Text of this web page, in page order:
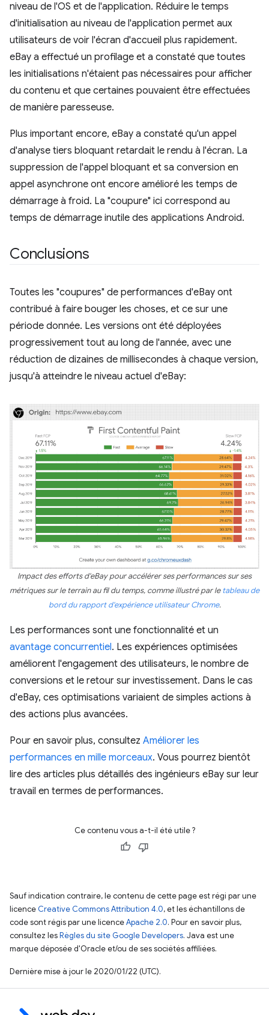
niveau de l'OS et de l'application. Réduire le temps
d'initialisation au niveau de l'application permet aux
utilisateurs de voir l'écran d'accueil plus rapidement.
eBay a effectué un profilage et a constaté que toutes
les initialisations n'étaient pas nécessaires pour afficher
du contenu et que certaines pouvaient être effectuées
de manière paresseuse.
Plus important encore, eBay a constaté qu'un appel
d'analyse tiers bloquant retardait le rendu à l'écran. La
suppression de l'appel bloquant et sa conversion en
appel asynchrone ont encore amélioré les temps de
démarrage à froid. La "coupure" ici correspond au
temps de démarrage inutile des applications Android.
Conclusions
Toutes les "coupures" de performances d'eBay ont
contribué à faire bouger les choses, et ce sur une
période donnée. Les versions ont été déployées
progressivement tout au long de l'année, avec une
réduction de dizaines de millisecondes à chaque version,
jusqu'à atteindre le niveau actuel d'eBay:
Impact des efforts d'eBay pour accélérer ses performances sur ses
métriques sur le terrain au fil du temps, comme illustré par le tableau de
bord du rapport d'expérience utilisateur Chrome.
Les performances sont une fonctionnalité et un
avantage concurrentiel. Les expériences optimisées
améliorent l'engagement des utilisateurs, le nombre de
conversions et le retour sur investissement. Dans le cas
d'eBay, ces optimisations variaient de simples actions à
des actions plus avancées.
Pour en savoir plus, consultez Améliorer les
performances en mille morceaux. Vous pourrez bientôt
lire des articles plus détaillés des ingénieurs eBay sur leur
travail en termes de performances.
Ce contenu vous a-t-il été utile ?
Sauf indication contraire, le contenu de cette page est régi par une
licence Creative Commons Attribution 4.0, et les échantillons de
code sont régis par une licenceApache 2.0. Pour en savoir plus,
consultez lesRègles du site Google Developers. Java est une
marque déposée d'Oracle et/ou de ses sociétés affiliées.
Dernière mise à jour le 2020/01/22 (UTC).